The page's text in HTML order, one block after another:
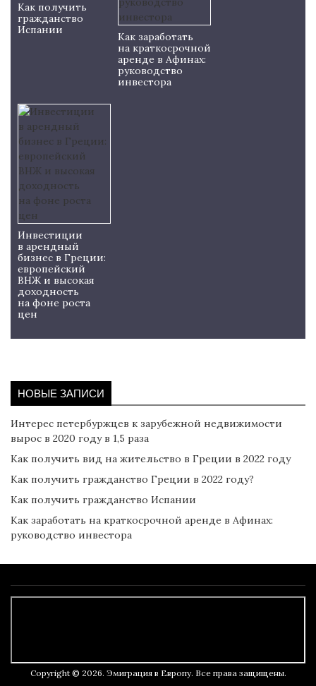
Как получить
гражданство
Испании
Как заработать
на краткосрочной
аренде в Афинах:
руководство
инвестора
Инвестиции
в арендный
бизнес в Греции:
европейский
ВНЖ и высокая
доходность
на фоне роста
цен
НОВЫЕ ЗАПИСИ
Интерес петербуржцев к зарубежной недвижимости
вырос в 2020 году в 1,5 раза
Как получить вид на жительство в Греции в 2022 году
Как получить гражданство Греции в 2022 году?
Как получить гражданство Испании
Как заработать на краткосрочной аренде в Афинах:
руководство инвестора
Copyright © 2026. Эмиграция в Европу. Все права защищены.